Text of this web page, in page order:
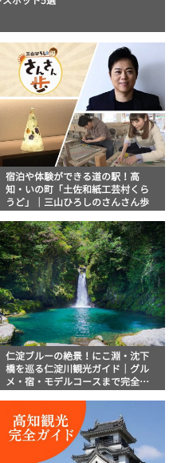
宿泊や体験ができる道の駅！高
知・いの町「土佐和紙工芸村くら
うど」｜三山ひろしのさんさん歩
仁淀ブルーの絶景！にこ淵・沈下
橋を巡る仁淀川観光ガイド｜グル
メ・宿・モデルコースまで完全網